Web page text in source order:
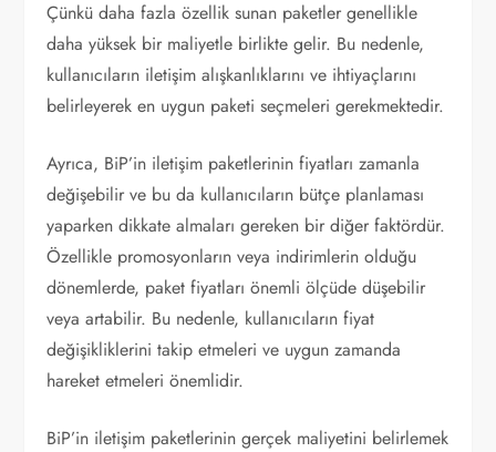
Çünkü daha fazla özellik sunan paketler genellikle
daha yüksek bir maliyetle birlikte gelir. Bu nedenle,
kullanıcıların iletişim alışkanlıklarını ve ihtiyaçlarını
belirleyerek en uygun paketi seçmeleri gerekmektedir.
Ayrıca, BiP’in iletişim paketlerinin fiyatları zamanla
değişebilir ve bu da kullanıcıların bütçe planlaması
yaparken dikkate almaları gereken bir diğer faktördür.
Özellikle promosyonların veya indirimlerin olduğu
dönemlerde, paket fiyatları önemli ölçüde düşebilir
veya artabilir. Bu nedenle, kullanıcıların fiyat
değişikliklerini takip etmeleri ve uygun zamanda
hareket etmeleri önemlidir.
BiP’in iletişim paketlerinin gerçek maliyetini belirlemek